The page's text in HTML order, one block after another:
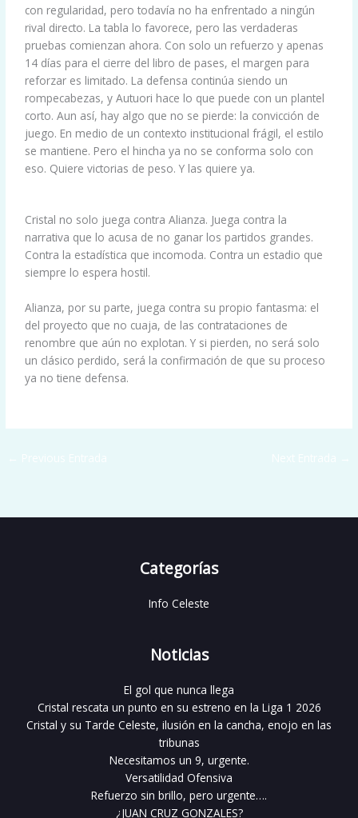
con regularidad, pero todavía no ha enfrentado a ningún
rival directo. La tabla lo favorece, pero las verdaderas
pruebas comienzan ahora. Con solo un refuerzo y apenas
14 días para el cierre del libro de pases, el margen para
reforzar es limitado. La defensa continúa siendo un
rompecabezas, y Autuori hace lo que puede con un plantel
corto. Aun así, hay algo que no se pierde: la convicción de
juego. En medio de un contexto institucional frágil, el estilo
se mantiene. Pero el hincha ya no se conforma solo con
eso. Quiere victorias de peso. Y las quiere ya.
Cristal no solo juega contra Alianza. Juega contra la
narrativa que lo acusa de no ganar los partidos grandes.
Contra la estadística que incomoda. Contra un estadio que
siempre lo espera hostil.
Alianza, por su parte, juega contra su propio fantasma: el
del proyecto que no cuaja, de las contrataciones de
renombre que aún no explotan. Y si pierden, no será solo
un clásico perdido, será la confirmación de que su proceso
ya no tiene defensa.
Categorías
Info Celeste
Noticias
El gol que nunca llega
Cristal rescata un punto en su estreno en la Liga 1 2026
Cristal y su Tarde Celeste, ilusión en la cancha, enojo en las
tribunas
Necesitamos un 9, urgente.
Versatilidad Ofensiva
Refuerzo sin brillo, pero urgente….
¿JUAN CRUZ GONZALES?